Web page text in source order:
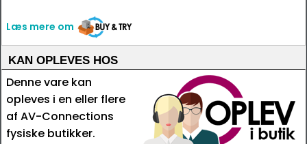
Læs mere om
KAN OPLEVES HOS
Denne vare kan
opleves i en eller flere
af AV-Connections
fysiske butikker.